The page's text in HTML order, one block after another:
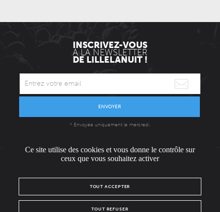
INSCRIVEZ-VOUS
À LA NEWSLETTER
DE LILLELANUIT !
ENVOYER
* Envoyée uniquement le mercredi.
L'ÉQUIPE
POLITIQUE DE CONFIDENTIALITÉ
Ce site utilise des cookies et vous donne le contrôle sur
ceux que vous souhaitez activer
TOUT ACCEPTER
TOUT REFUSER